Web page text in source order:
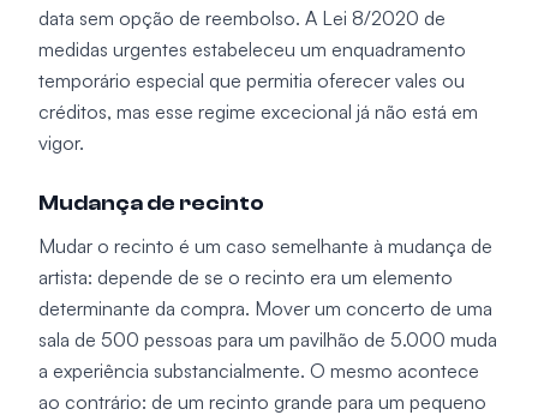
data sem opção de reembolso. A Lei 8/2020 de
medidas urgentes estabeleceu um enquadramento
temporário especial que permitia oferecer vales ou
créditos, mas esse regime excecional já não está em
vigor.
Mudança de recinto
Mudar o recinto é um caso semelhante à mudança de
artista: depende de se o recinto era um elemento
determinante da compra. Mover um concerto de uma
sala de 500 pessoas para um pavilhão de 5.000 muda
a experiência substancialmente. O mesmo acontece
ao contrário: de um recinto grande para um pequeno